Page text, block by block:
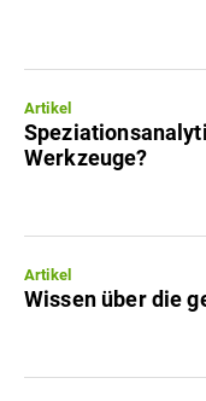
Artikel
Werkzeuge?
Artikel
Wissen über die